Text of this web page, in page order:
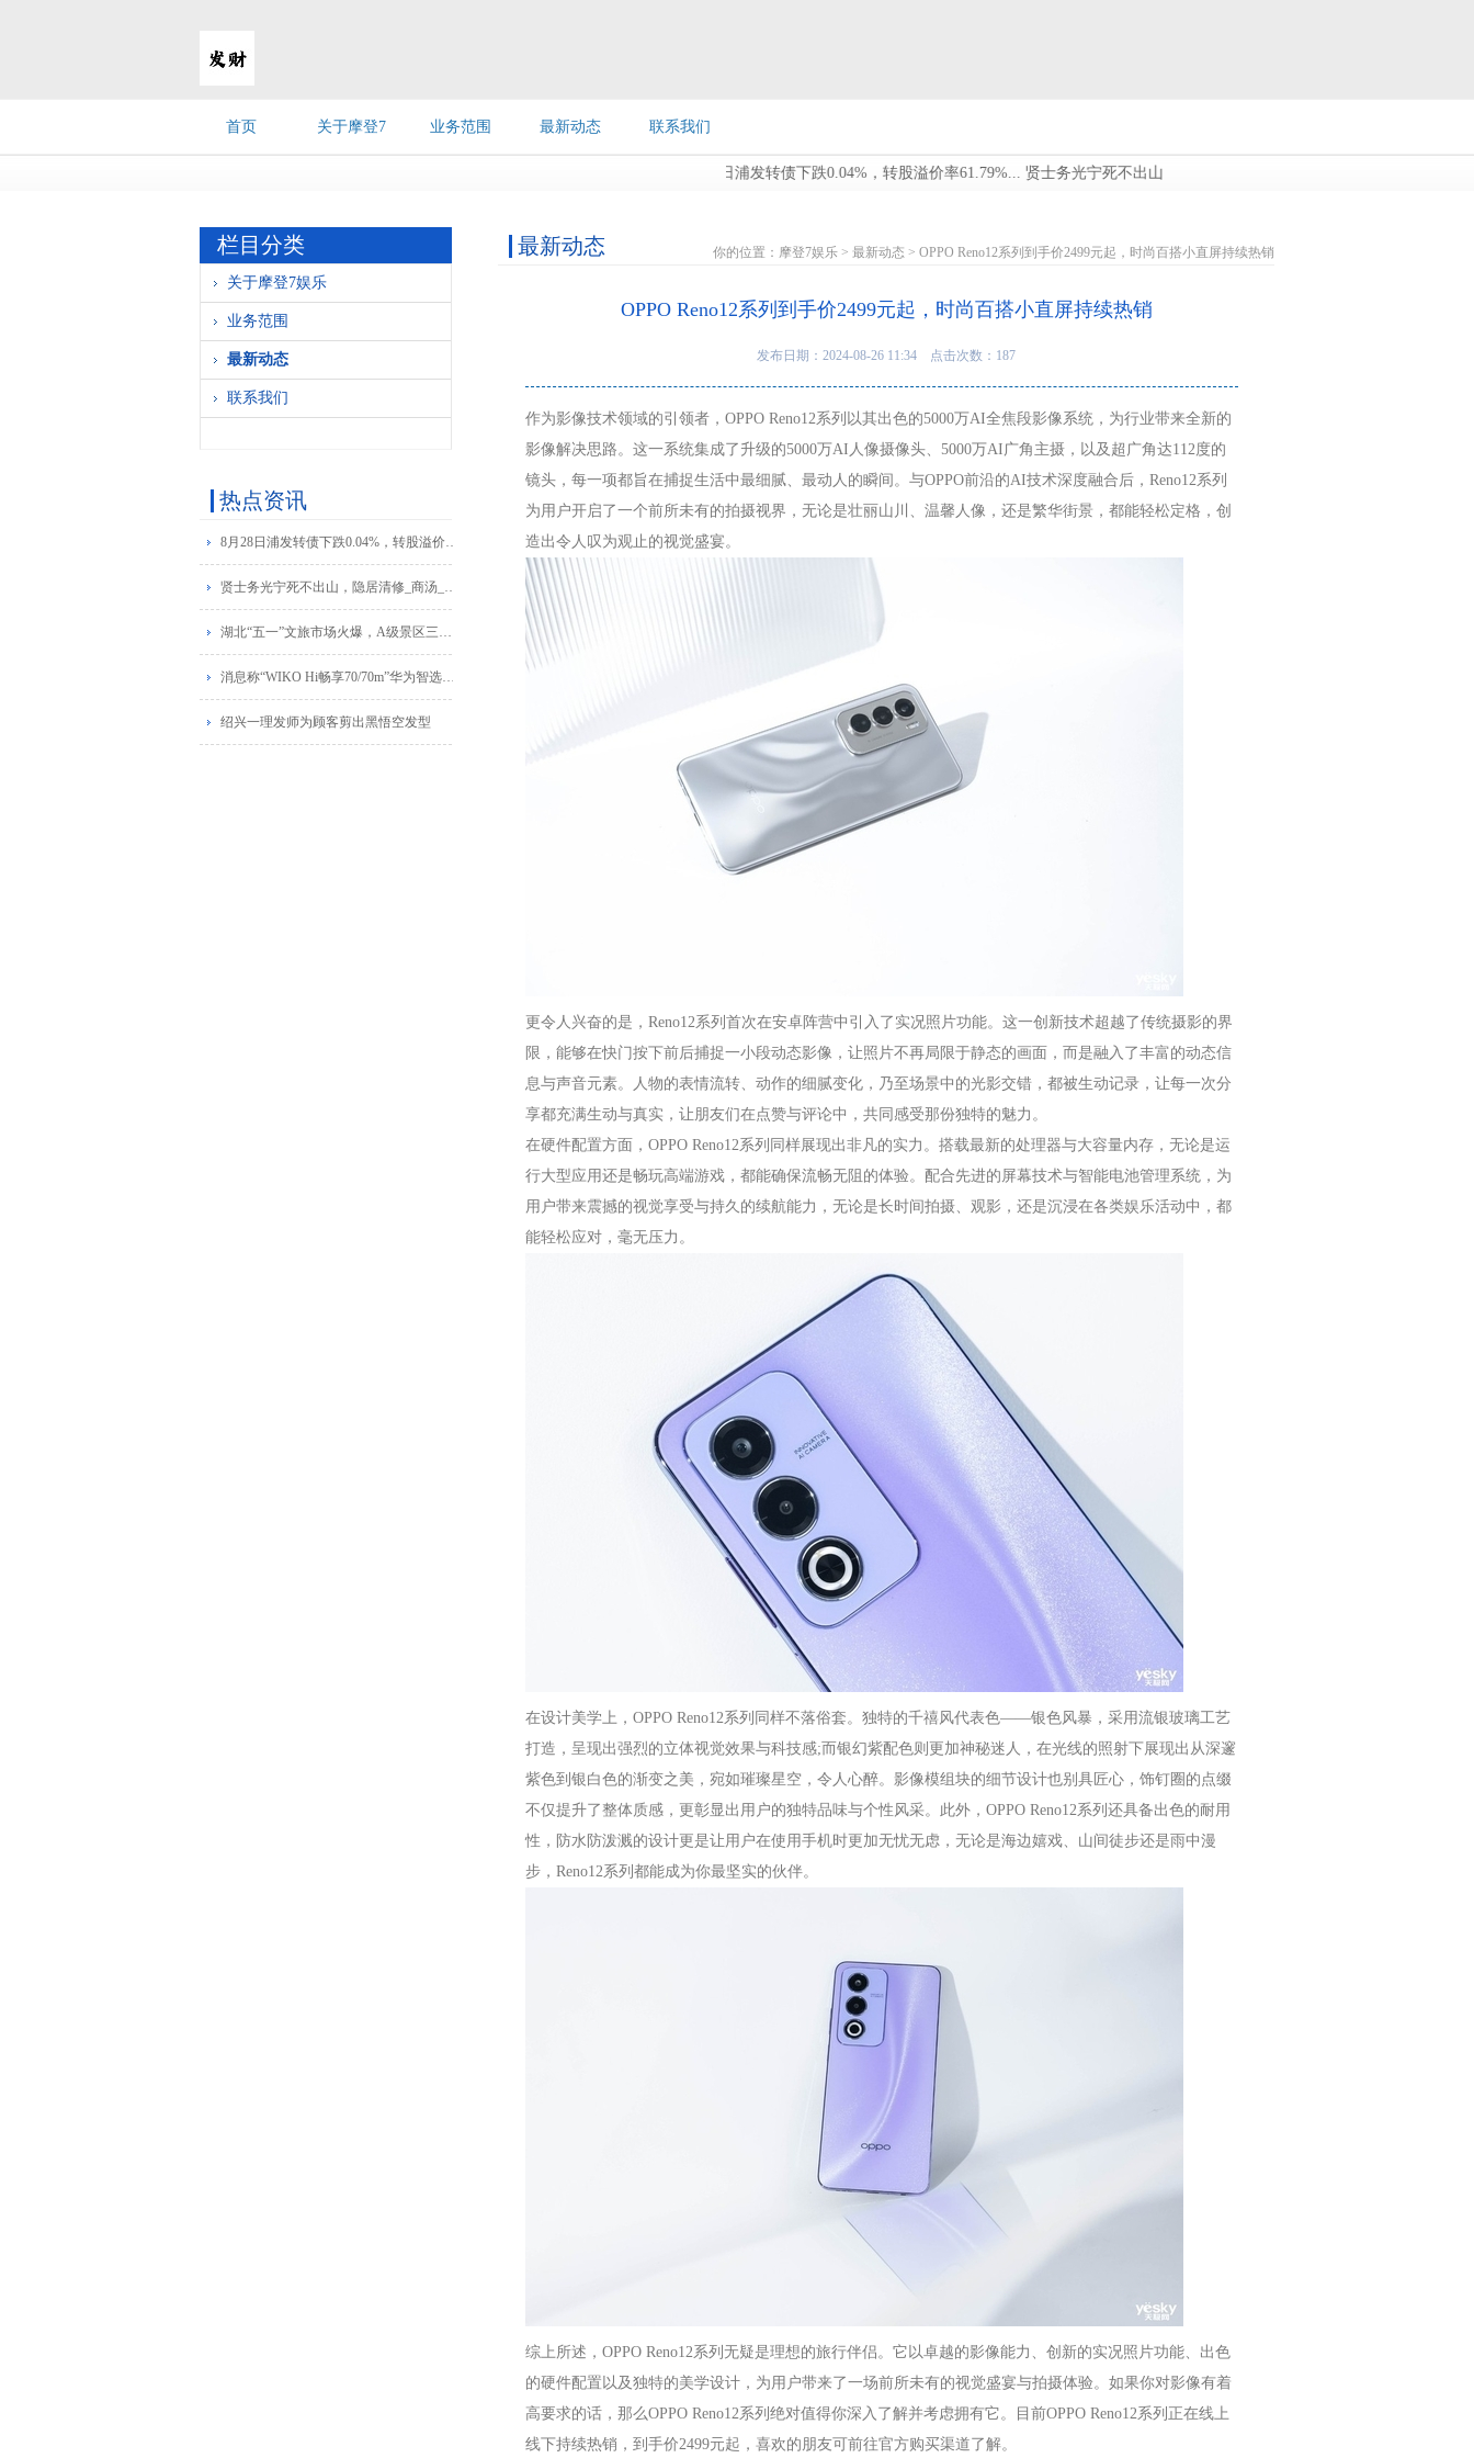
首页 关于摩登7 业务范围 最新动态 联系我们
8月28日浦发转债下跌0.04%，转股溢价率61.79%... 贤士务光宁死不出山，隐居清修_商汤_夏桀_天下...
栏目分类
关于摩登7娱乐
业务范围
最新动态
联系我们
热点资讯
8月28日浦发转债下跌0.04%，转股溢价率61.79%
贤士务光宁死不出山，隐居清修_商汤_夏桀_天下
湖北“五一”文旅市场火爆，A级景区三天游客破千万
消息称“WIKO Hi畅享70/70m”华为智选手机新品即将发布
绍兴一理发师为顾客剪出黑悟空发型
最新动态 你的位置： 摩登7娱乐 > 最新动态 > OPPO Reno12系列到手价2499元起，时尚百搭小直屏持续热销
OPPO Reno12系列到手价2499元起，时尚百搭小直屏持续热销
发布日期：2024-08-26 11:34 点击次数：187
作为影像技术领域的引领者，OPPO Reno12系列以其出色的5000万AI全焦段影像系统，为行业带来全新的
影像解决思路。这一系统集成了升级的5000万AI人像摄像头、5000万AI广角主摄，以及超广角达112度的
镜头，每一项都旨在捕捉生活中最细腻、最动人的瞬间。与OPPO前沿的AI技术深度融合后，Reno12系列
为用户开启了一个前所未有的拍摄视界，无论是壮丽山川、温馨人像，还是繁华街景，都能轻松定格，创
造出令人叹为观止的视觉盛宴。
更令人兴奋的是，Reno12系列首次在安卓阵营中引入了实况照片功能。这一创新技术超越了传统摄影的界
限，能够在快门按下前后捕捉一小段动态影像，让照片不再局限于静态的画面，而是融入了丰富的动态信
息与声音元素。人物的表情流转、动作的细腻变化，乃至场景中的光影交错，都被生动记录，让每一次分
享都充满生动与真实，让朋友们在点赞与评论中，共同感受那份独特的魅力。
在硬件配置方面，OPPO Reno12系列同样展现出非凡的实力。搭载最新的处理器与大容量内存，无论是运
行大型应用还是畅玩高端游戏，都能确保流畅无阻的体验。配合先进的屏幕技术与智能电池管理系统，为
用户带来震撼的视觉享受与持久的续航能力，无论是长时间拍摄、观影，还是沉浸在各类娱乐活动中，都
能轻松应对，毫无压力。
在设计美学上，OPPO Reno12系列同样不落俗套。独特的千禧风代表色——银色风暴，采用流银玻璃工艺
打造，呈现出强烈的立体视觉效果与科技感;而银幻紫配色则更加神秘迷人，在光线的照射下展现出从深邃
紫色到银白色的渐变之美，宛如璀璨星空，令人心醉。影像模组块的细节设计也别具匠心，饰钉圈的点缀
不仅提升了整体质感，更彰显出用户的独特品味与个性风采。此外，OPPO Reno12系列还具备出色的耐用
性，防水防泼溅的设计更是让用户在使用手机时更加无忧无虑，无论是海边嬉戏、山间徒步还是雨中漫
步，Reno12系列都能成为你最坚实的伙伴。
综上所述，OPPO Reno12系列无疑是理想的旅行伴侣。它以卓越的影像能力、创新的实况照片功能、出色
的硬件配置以及独特的美学设计，为用户带来了一场前所未有的视觉盛宴与拍摄体验。如果你对影像有着
高要求的话，那么OPPO Reno12系列绝对值得你深入了解并考虑拥有它。目前OPPO Reno12系列正在线上
线下持续热销，到手价2499元起，喜欢的朋友可前往官方购买渠道了解。